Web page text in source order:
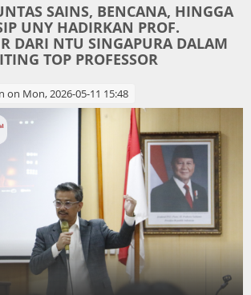
SAINS, BENCANA, HINGGA
UNY HADIRKAN PROF.
DARI NTU SINGAPURA DALAM
TOP PROFESSOR
on Mon, 2026-05-11 15:48